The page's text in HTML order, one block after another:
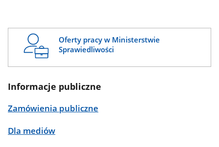
Oferty pracy w Ministerstwie
Sprawiedliwości
Informacje publiczne
Zamówienia publiczne
Dla mediów